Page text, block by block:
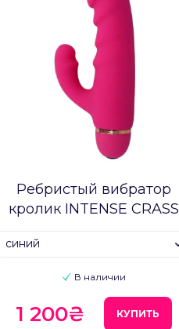
Ребристый вибратор
кролик INTENSE CRASS
В наличии
синий
1 200₴ КУПИТЬ